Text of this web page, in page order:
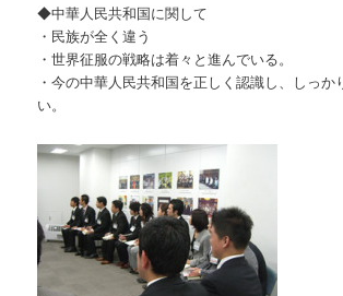
◆中華人民共和国に関して
・民族が全く違う
・世界征服の戦略は着々と進んでいる。
・今の中華人民共和国を正しく認識し、しっか
い。